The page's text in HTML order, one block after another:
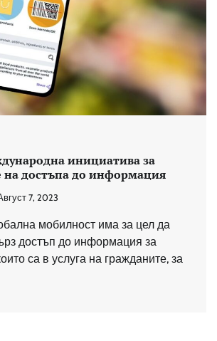
инициатива за
достъпа до информация
7, 2023
мобилност има за цел да
достъп до информация за
са в услуга на гражданите, за